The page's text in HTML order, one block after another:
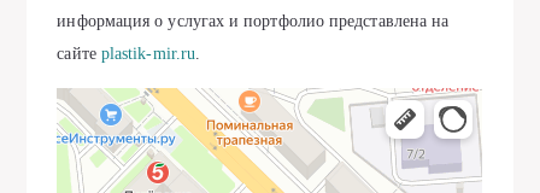
информация о услугах и портфолио представлена на
сайте plastik-mir.ru.